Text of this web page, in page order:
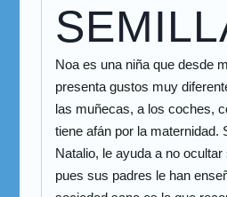
Noa es una niña que desde
presenta gustos muy
las muñecas, a los coches,
tiene afán por la maternidad.
Natalio, le ayuda a no
pues sus padres le han